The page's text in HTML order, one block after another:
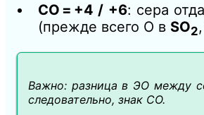
СО = +4 / +6: сера
(прежде всего O в SO2,
Важно: разница в ЭО между
следовательно, знак СО.